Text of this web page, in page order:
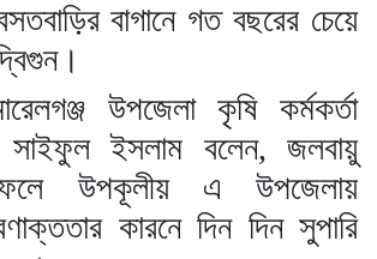
বাগানে গত বছরের চেয়ে
উপজেলা কৃষি কর্মকর্তা
সাইফুল ইসলাম বলেন, জলবায়ু
ফলে উপকূলীয় এ উপজেলায়
কারনে দিন দিন সুপারি